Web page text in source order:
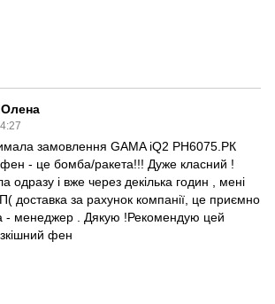
замовлення GAMA iQ2 PH6075.РК
- це бомба/ракета!!! Дуже класний !
одразу і вже через декілька годин , мені
доставка за рахунок компанії, це приємно
- менеджер . Дякую !Рекомендую цей
фен